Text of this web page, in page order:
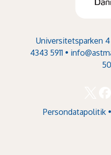
Universitetsparken
4343 5911 •
Persondatapolitik •